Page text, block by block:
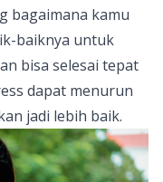
bagaimana kamu
baiknya untuk
bisa selesai tepat
dapat menurun
jadi lebih baik.